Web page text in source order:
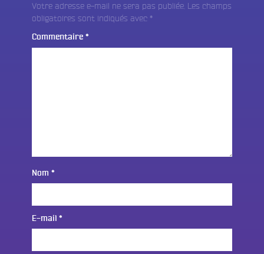
Votre adresse e-mail ne sera pas publiée. Les champs
obligatoires sont indiqués avec *
Commentaire *
Nom *
E-mail *